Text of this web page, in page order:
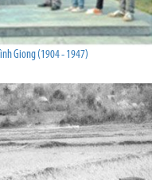
Giong (1904 - 1947)